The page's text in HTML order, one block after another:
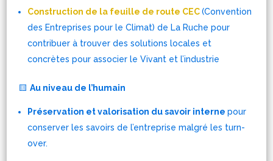
Construction de la feuille de route CEC(Convention
des Entreprises pour le Climat) de La Ruche pour
contribuer à trouver des solutions locales et
concrètes pour associer le Vivant et l’industrie
🟨Au niveau de l’humain
Préservation et valorisation du savoir internepour
conserver les savoirs de l’entreprise malgré les turn-
over.